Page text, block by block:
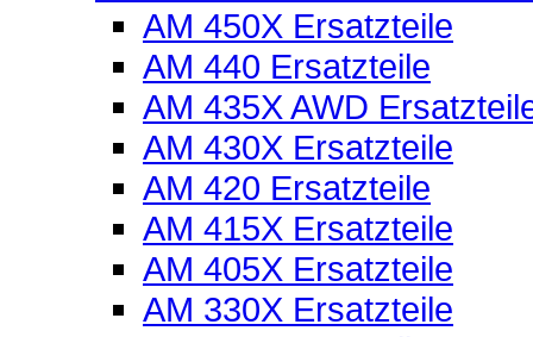
AM 450X Ersatzteile
AM 440 Ersatzteile
AM 435X AWD
AM 430X Ersatzteile
AM 420 Ersatzteile
AM 415X Ersatzteile
AM 405X Ersatzteile
AM 330X Ersatzteile